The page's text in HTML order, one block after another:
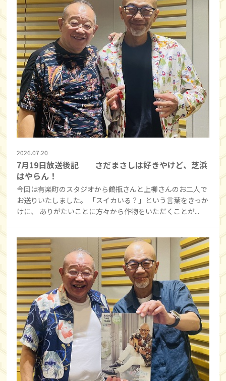
2026.07.20
7月19日放送後記 さだまさしは好きやけど、芝浜
はやらん！
今回は有楽町のスタジオから鶴瓶さんと上柳さんのお二人で
お送りいたしました。 「スイカいる？」という言葉をきっか
けに、 ありがたいことに方々から作物をいただくことが...